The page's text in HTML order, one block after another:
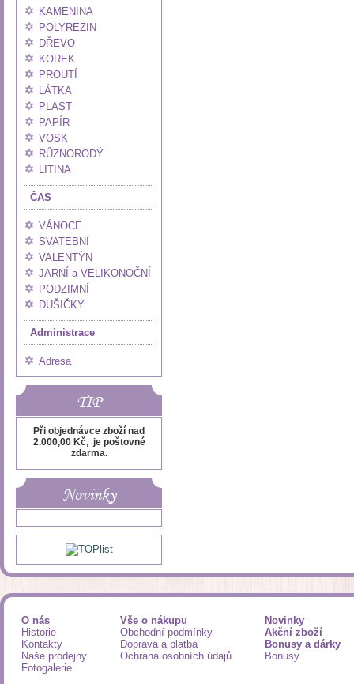
KAMENINA
POLYREZIN
DŘEVO
KOREK
PROUTÍ
LÁTKA
PLAST
PAPÍR
VOSK
RŮZNORODÝ
LITINA
ČAS
VÁNOCE
SVATEBNÍ
VALENTÝN
JARNÍ a VELIKONOČNÍ
PODZIMNÍ
DUŠIČKY
Administrace
Adresa
TIP
Při objednávce zboží nad
2.000,00 Kč, je poštovné
zdarma.
Novinky
O nás
Historie
Kontakty
Naše prodejny
Fotogalerie
Vše o nákupu
Obchodní podmínky
Doprava a platba
Ochrana osobních údajů
Novinky
Akční zboží
Bonusy a dárky
Bonusy